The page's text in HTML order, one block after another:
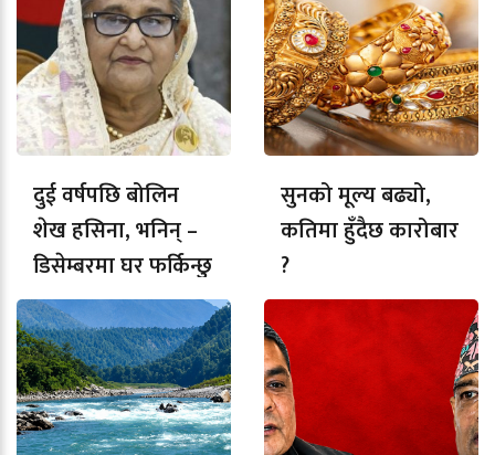
दुई वर्षपछि बोलिन
शेख हसिना, भनिन् –
डिसेम्बरमा घर फर्किन्छु
सुनको मूल्य बढ्यो,
कतिमा हुँदैछ कारोबार
?